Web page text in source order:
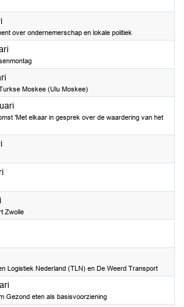
2026
over ondernemerschap en lokale politiek
2026
2026
Moskee (Ulu Moskee)
2026
'Met elkaar in gesprek over de waardering van het
2026
2026
2026
Zwolle
Logistiek Nederland (TLN) en De Weerd Transport
2026
Gezond eten als basisvoorziening